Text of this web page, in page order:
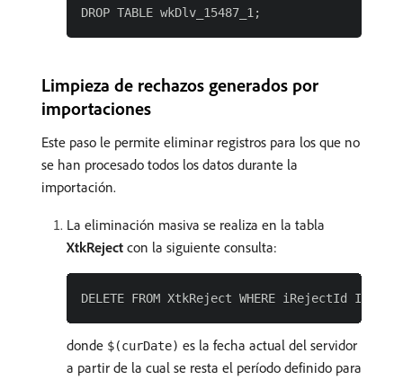
Limpieza de rechazos generados por
importaciones
Este paso le permite eliminar registros para los que no
se han procesado todos los datos durante la
importación.
La eliminación masiva se realiza en la tabla
XtkReject con la siguiente consulta:
donde $(curDate) es la fecha actual del servidor
a partir de la cual se resta el período definido para